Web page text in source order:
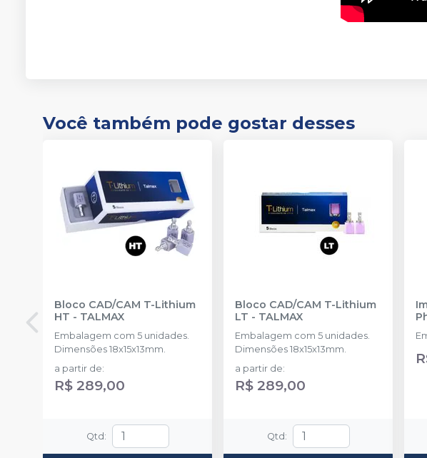
Você também pode gostar desses
Bloco CAD/CAM T-Lithium
HT - TALMAX
Embalagem com 5 unidades.
Dimensões 18x15x13mm.
a partir de:
R$ 289,00
Qtd :
Bloco CAD/CAM T-Lithium
LT - TALMAX
Embalagem com 5 unidades.
Dimensões 18x15x13mm.
a partir de:
R$ 289,00
Qtd :